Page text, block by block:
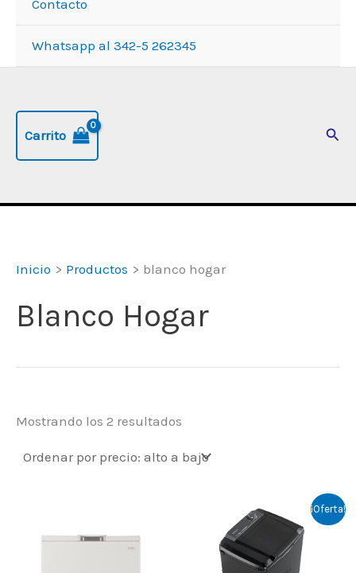
Contacto
Whatsapp al 342-5 262345
Carrito
Inicio Productos blanco hogar
Blanco Hogar
Mostrando los 2 resultados
¡Oferta!
price
was:
$335.000.
Current
price
is:
$319.000.